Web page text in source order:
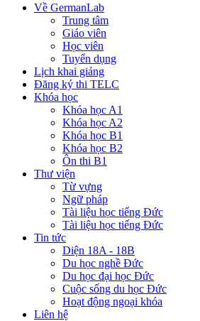
Về GermanLab
Trung tâm
Giáo viên
Học viên
Tuyển dụng
Lịch khai giảng
Đăng ký thi TELC
Khóa học
Khóa học A1
Khóa học A2
Khóa học B1
Khóa học B2
Ôn thi B1
Thư viện
Từ vựng
Ngữ pháp
Tài liệu học tiếng Đức
Tài liệu học tiếng Đức
Tin tức
Diện 18A - 18B
Du học nghề Đức
Du học đại học Đức
Cuộc sống du học Đức
Hoạt động ngoại khóa
Liên hệ